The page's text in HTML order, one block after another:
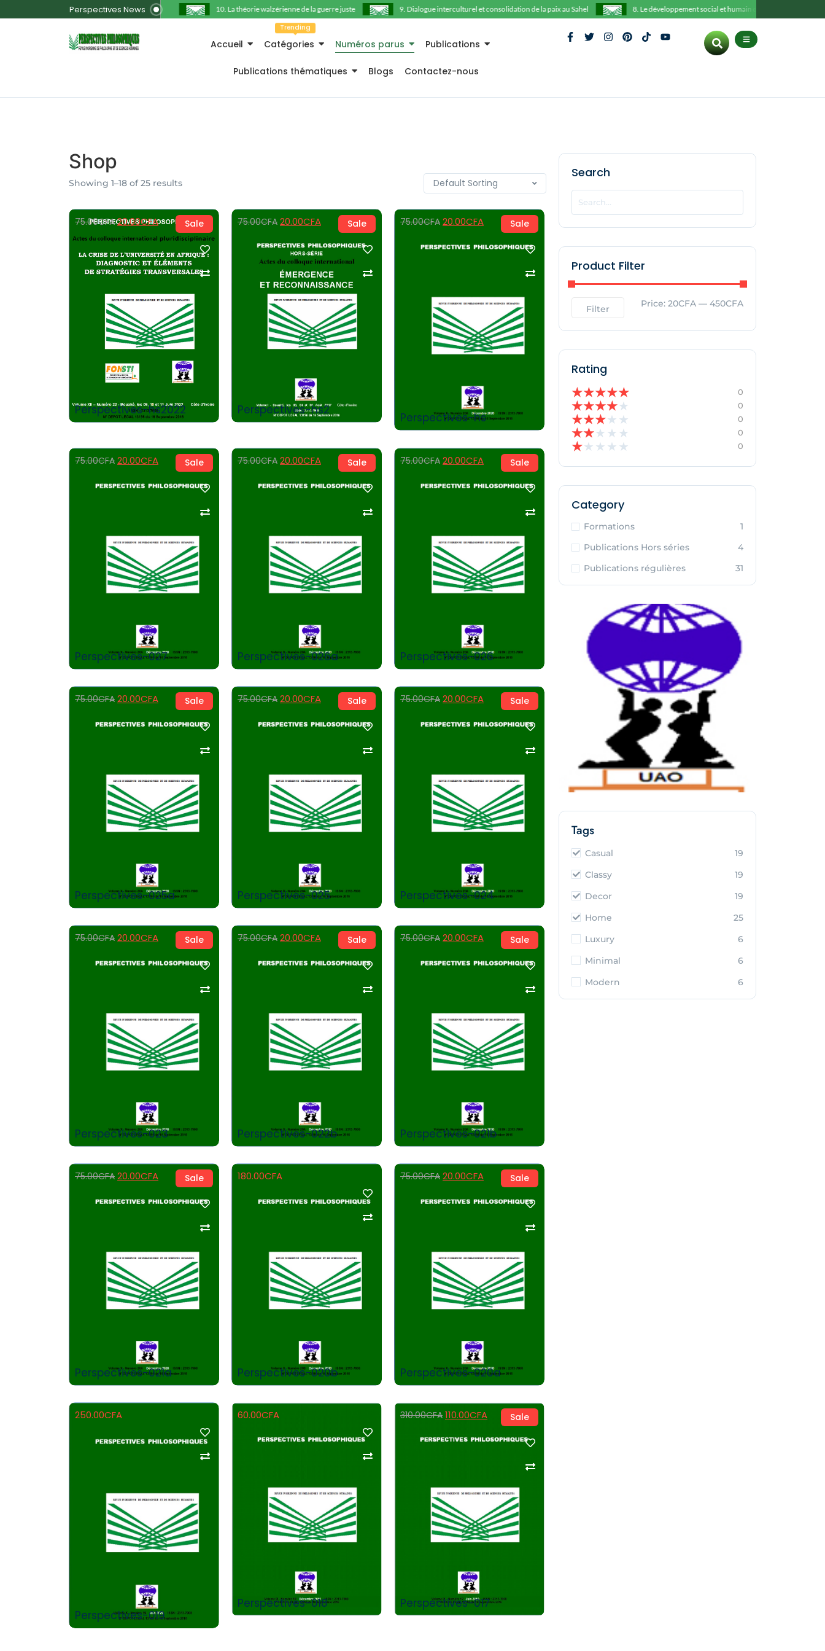
Perspectives News
11. La responsabilité pour l’autre 10. La théorie walzérienne de la guerre juste 9. Dialogue interculturel et consolidation de la paix au Sahel 8. Le développement social et humain des peuples noirs
Accueil Catégories
Trending
Numéros parus Publications
Publications thématiques Blogs Contactez-nous
Shop
Showing 1–18 of 25 results
Sale
75.00CFA 20.00CFA
Perspectives-hs2022
Add to Cart
Sale
75.00CFA 20.00CFA
Perspectives-hs2
Add to Cart
Sale
75.00CFA 20.00CFA
Perspectives-hs
Add to Cart
Sale
75.00CFA 20.00CFA
Perspectives-027
Add to Cart
Sale
75.00CFA 20.00CFA
Perspectives-026a
Add to Cart
Sale
75.00CFA 20.00CFA
Perspectives-026
Add to Cart
Sale
75.00CFA 20.00CFA
Perspectives-025a
Add to Cart
Sale
75.00CFA 20.00CFA
Perspectives-025
Add to Cart
Sale
75.00CFA 20.00CFA
Perspectives-024
Add to Cart
Sale
75.00CFA 20.00CFA
Perspectives-023
Add to Cart
Sale
75.00CFA 20.00CFA
Perspectives-022b
Add to Cart
Sale
75.00CFA 20.00CFA
Perspectives-021b
Add to Cart
Sale
75.00CFA 20.00CFA
Perspectives-021a
Add to Cart
180.00CFA
Perspectives-020b
Add to Cart
Sale
75.00CFA 20.00CFA
Perspectives-020a
Add to Cart
250.00CFA
Perspectives-019
Add to Cart
60.00CFA
Perspectives-018
Add to Cart
Sale
310.00CFA 110.00CFA
Perspectives-017
Add to Cart
Search
Product Filter
Filter Price: 20CFA — 450CFA
Rating
★★★★★ 0
★★★★★ 0
★★★★ ★ 0
★★★ ★ ★ 0
★★ ★ ★ ★ 0
Category
Formations
1
Publications Hors séries
4
Publications régulières
31
Tags
Casual
19
Classy
19
Decor
19
Home
25
Luxury
6
Minimal
6
Modern
6